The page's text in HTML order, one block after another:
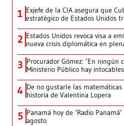
1 Exjefe de la CIA asegura que
estratégico de Estados Unidos
2 Estados Unidos revoca visa a
nueva crisis diplomática en
3 Procurador Gómez: ‘En ningún
Ministerio Público hay
4 De no gustarle las
historia de Valentina Lopera
5 Panamá hoy de ‘Radio
agosto